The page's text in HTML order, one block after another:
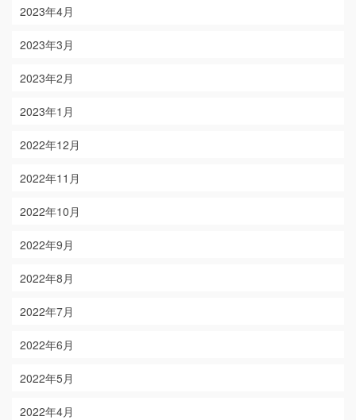
2023年4月
2023年3月
2023年2月
2023年1月
2022年12月
2022年11月
2022年10月
2022年9月
2022年8月
2022年7月
2022年6月
2022年5月
2022年4月